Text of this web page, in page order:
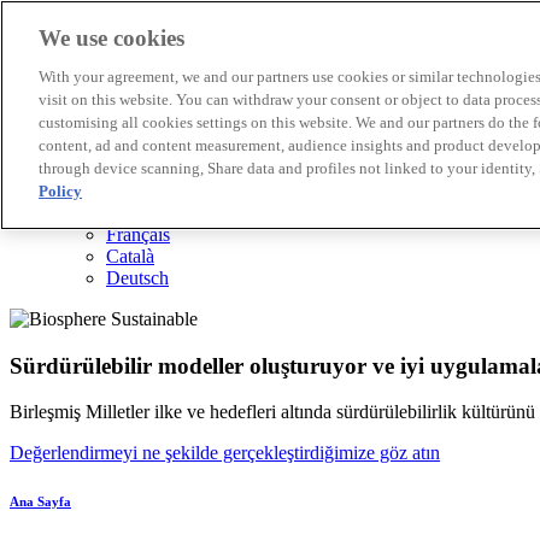
Biosphere Şirketlerini
Değerlendirmeyi nasıl yapıyoruz
Biz kimiz
TR
English
Français
Català
Deutsch
Sürdürülebilir modeller oluşturuyor ve iyi
Birleşmiş Milletler ilke ve hedefleri altında sürdürülebilirlik kültürünü
Değerlendirmeyi ne şekilde gerçekleştirdiğimize göz atın
Ana Sayfa
We use cookies
With your agreement, we and our partners use cookies or similar
visit on this website. You can withdraw your consent or object to data
customising all cookies settings on this website. We and our partners do the
content, ad and content measurement, audience insights and product
through device scanning, Share data and profiles not linked to your
Policy